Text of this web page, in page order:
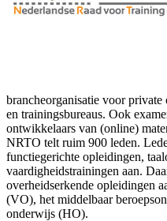
brancheorganisatie voor
en trainingsbureaus. Ook
ontwikkelaars van (online)
NRTO telt ruim 900 leden.
functiegerichte opleidingen,
vaardigheidstrainingen aan.
overheidserkende opleidingen
(VO), het middelbaar
onderwijs (HO).